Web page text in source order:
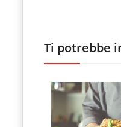
Ti potrebbe